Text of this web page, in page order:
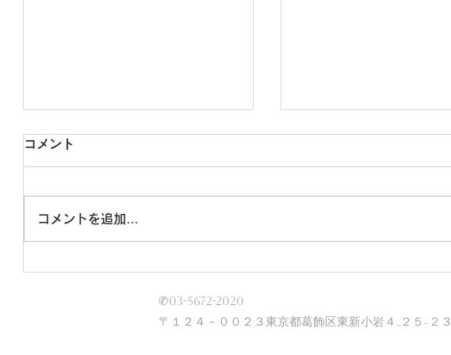
ルシェ マカン GTS」の空間
クロノパッケージの魅力
コメント
コメントを追加…
✆03-5672-2020
〒１２４－００２３東京都葛飾区東新小岩４₋２５−２３